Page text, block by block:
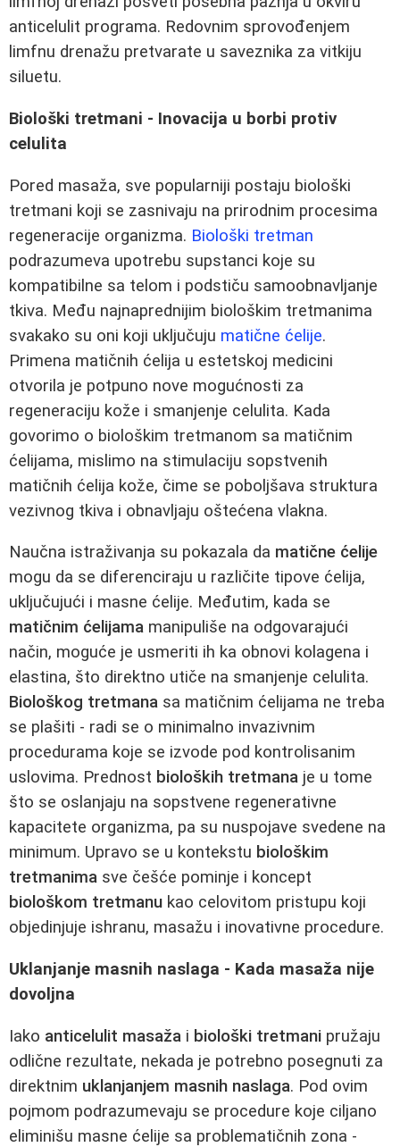
anticelulit programa. Redovnim sprovođenjem
limfnu drenažu pretvarate u saveznika za vitkiju
siluetu.
Biološki tretmani - Inovacija u borbi protiv
celulita
Pored masaža, sve popularniji postaju biološki
tretmani koji se zasnivaju na prirodnim procesima
regeneracije organizma. Biološki tretman
podrazumeva upotrebu supstanci koje su
kompatibilne sa telom i podstiču samoobnavljanje
tkiva. Među najnaprednijim biološkim tretmanima
svakako su oni koji uključuju matične ćelije.
Primena matičnih ćelija u estetskoj medicini
otvorila je potpuno nove mogućnosti za
regeneraciju kože i smanjenje celulita. Kada
govorimo o biološkim tretmanom sa matičnim
ćelijama, mislimo na stimulaciju sopstvenih
matičnih ćelija kože, čime se poboljšava struktura
vezivnog tkiva i obnavljaju oštećena vlakna.
Naučna istraživanja su pokazala da matične ćelije
mogu da se diferenciraju u različite tipove ćelija,
uključujući i masne ćelije. Međutim, kada se
matičnim ćelijama manipuliše na odgovarajući
način, moguće je usmeriti ih ka obnovi kolagena i
elastina, što direktno utiče na smanjenje celulita.
Biološkog tretmana sa matičnim ćelijama ne treba
se plašiti - radi se o minimalno invazivnim
procedurama koje se izvode pod kontrolisanim
uslovima. Prednost bioloških tretmana je u tome
što se oslanjaju na sopstvene regenerativne
kapacitete organizma, pa su nuspojave svedene na
minimum. Upravo se u kontekstu biološkim
tretmanima sve češće pominje i koncept
biološkom tretmanu kao celovitom pristupu koji
objedinjuje ishranu, masažu i inovativne procedure.
Uklanjanje masnih naslaga - Kada masaža nije
dovoljna
Iako anticelulit masaža i biološki tretmani pružaju
odlične rezultate, nekada je potrebno posegnuti za
direktnim uklanjanjem masnih naslaga. Pod ovim
pojmom podrazumevaju se procedure koje ciljano
eliminišu masne ćelije sa problematičnih zona -